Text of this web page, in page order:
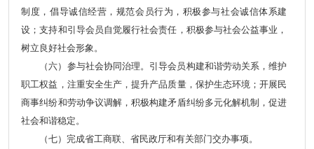
制度，倡导诚信经营，规范会员行为，积极参与社会诚信体系建
设；支持和引导会员自觉履行社会责任，积极参与社会公益事业，
树立良好社会形象。
（六）参与社会协同治理。引导会员构建和谐劳动关系，维护
职工权益，注重安全生产，提升产品质量，保护生态环境；开展民
商事纠纷和劳动争议调解，积极构建矛盾纠纷多元化解机制，促进
社会和谐稳定。
（七）完成省工商联、省民政厅和有关部门交办事项。